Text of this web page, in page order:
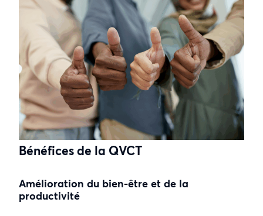
Bénéfices de la QVCT
Amélioration du bien-être et de la
productivité